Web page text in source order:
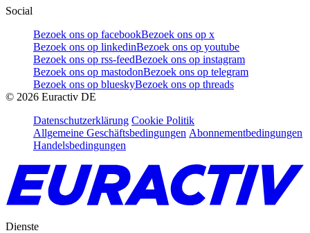
Social
Bezoek ons op facebookBezoek ons op x
Bezoek ons op linkedinBezoek ons op youtube
Bezoek ons op rss-feedBezoek ons op instagram
Bezoek ons op mastodonBezoek ons op telegram
Bezoek ons op blueskyBezoek ons op threads
© 2026 Euractiv DE
Datenschutzerklärung Cookie Politik
Allgemeine Geschäftsbedingungen Abonnementbedingungen
Handelsbedingungen
Dienste